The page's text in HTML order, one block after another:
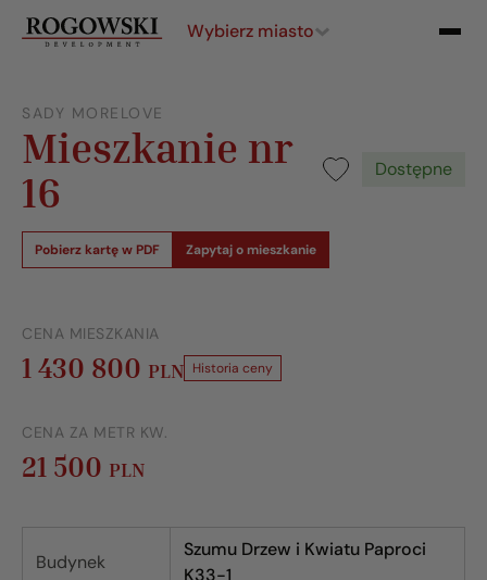
Wybierz miasto
SADY MORELOVE
Mieszkanie nr
16
Dostępne
Pobierz kartę w PDF Zapytaj o mieszkanie
CENA MIESZKANIA
1 430 800 PLN Historia ceny
CENA ZA METR KW.
21 500 PLN
Budynek
Szumu Drzew i Kwiatu Paproci
K33-1